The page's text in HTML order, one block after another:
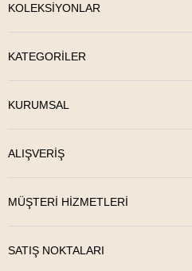
KOLEKSİYONLAR
KATEGORİLER
KURUMSAL
ALIŞVERİŞ
MÜŞTERİ HİZMETLERİ
SATIŞ NOKTALARI